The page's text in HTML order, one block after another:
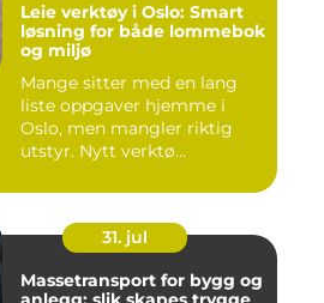
Leie verktøy i Oslo: Smart
løsning for både lommebok
og miljø
Mange sitter med en lang
liste oppgaver hjemme i
Oslo, men mangler riktig
utstyr. Nytt verktø...
31. jul
Massetransport for bygg og